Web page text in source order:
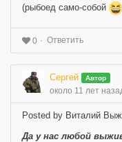
(рыбоед само-собой
0 Ответить
Сергей Автор
около 11 лет
Posted by Виталий
Да у нас любой